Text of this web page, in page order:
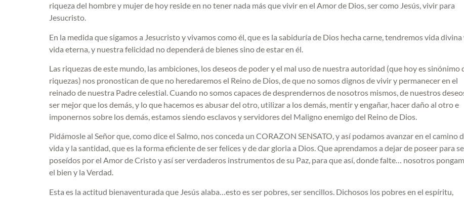
riqueza del hombre y mujer de hoy reside en no tener nada más que vivir en el Amor de Dios, ser como Jesús, vivir para
Jesucristo.
En la medida que sigamos a Jesucristo y vivamos como él, que es la sabiduría de Dios hecha carne, tendremos vida divina
vida eterna, y nuestra felicidad no dependerá de bienes sino de estar en él.
Las riquezas de este mundo, las ambiciones, los deseos de poder y el mal uso de nuestra autoridad (que hoy es sinónimo
riquezas) nos pronostican de que no heredaremos el Reino de Dios, de que no somos dignos de vivir y permanecer en el
reinado de nuestra Padre celestial. Cuando no somos capaces de desprendernos de nosotros mismos, de nuestros
ser mejor que los demás, y lo que hacemos es abusar del otro, utilizar a los demás, mentir y engañar, hacer daño al otro e
imponernos sobre los demás, estamos siendo esclavos y servidores del Maligno enemigo del Reino de Dios.
Pidámosle al Señor que, como dice el Salmo, nos conceda un CORAZON SENSATO, y así podamos avanzar en el camino
vida y la santidad, que es la forma eficiente de ser felices y de dar gloria a Dios. Que aprendamos a dejar de poseer para
poseídos por el Amor de Cristo y así ser verdaderos instrumentos de su Paz, para que así, donde falte… nosotros
el bien y la Verdad.
Esta es la actitud bienaventurada que Jesús alaba…esto es ser pobres, ser sencillos. Dichosos los pobres en el espíritu,